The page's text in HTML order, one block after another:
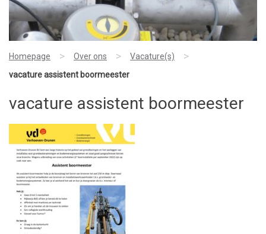
Homepage > Over ons > Vacature(s) >
vacature assistent boormeester
vacature assistent boormeester